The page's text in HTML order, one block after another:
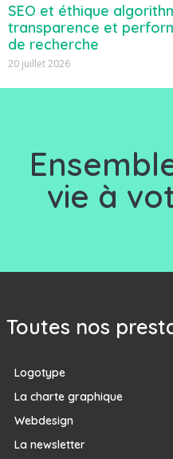
SEO et éthique
transparence et
de recherche
20 juillet 2026
vie à
Toutes nos
Logotype
La charte graphique
Webdesign
La newsletter